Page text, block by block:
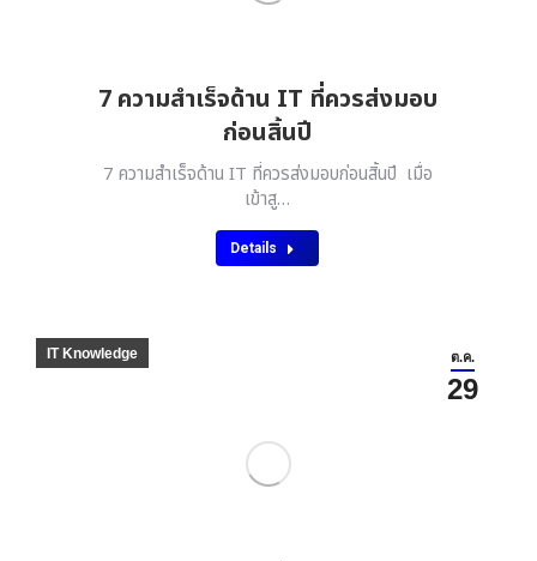
7 ความสำเร็จด้าน IT ที่ควรส่งมอบ
ก่อนสิ้นปี
7 ความสำเร็จด้าน IT ที่ควรส่งมอบก่อนสิ้นปี เมื่อ
เข้าสู…
Details
ต.ค.
29
IT Knowledge